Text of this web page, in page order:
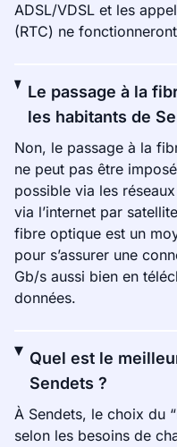
ADSL/VDSL et les
(RTC) ne
Le passage à la
les habitants de
Non, le passage à la
ne peut pas être
possible via les
via l’internet par
fibre optique est un
pour s’assurer une
Gb/s aussi bien en
données.
Quel est le
Sendets ?
À Sendets, le choix du
selon les besoins de